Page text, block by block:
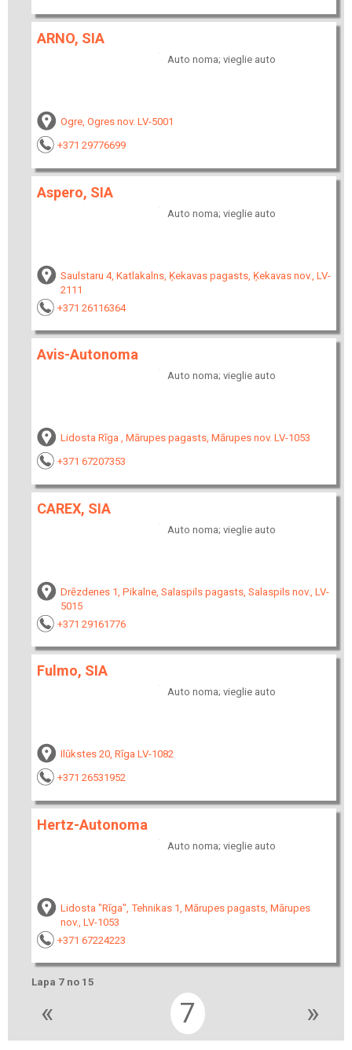
ARNO, SIA
Auto noma; vieglie auto
Ogre, Ogres nov. LV-5001
+371 29776699
Aspero, SIA
Auto noma; vieglie auto
Saulstaru 4, Katlakalns, Ķekavas pagasts, Ķekavas nov., LV-
2111
+371 26116364
Avis-Autonoma
Auto noma; vieglie auto
Lidosta Rīga , Mārupes pagasts, Mārupes nov. LV-1053
+371 67207353
CAREX, SIA
Auto noma; vieglie auto
Drēzdenes 1, Pikalne, Salaspils pagasts, Salaspils nov., LV-
5015
+371 29161776
Fulmo, SIA
Auto noma; vieglie auto
Ilūkstes 20, Rīga LV-1082
+371 26531952
Hertz-Autonoma
Auto noma; vieglie auto
Lidosta "Rīga", Tehnikas 1, Mārupes pagasts, Mārupes
nov., LV-1053
+371 67224223
Lapa 7 no 15
« 7 »